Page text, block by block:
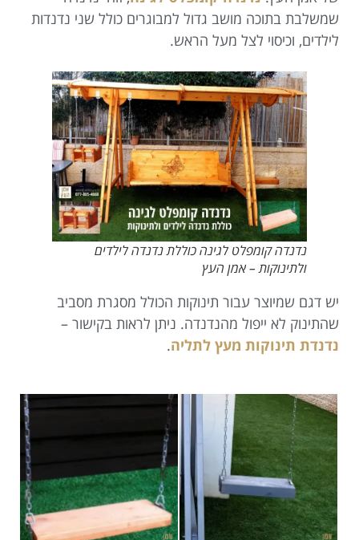
מושב גדול למבוגרים כולל שני נדנדות
לצל מעל הראש.
לגינה כוללת נדנדה לילדים
– אמן העץ
עבור תינוקות הכולל מסגרת מסביב
מהנדנדה. ניתן לראות בקישור –
מעץ לתליה.